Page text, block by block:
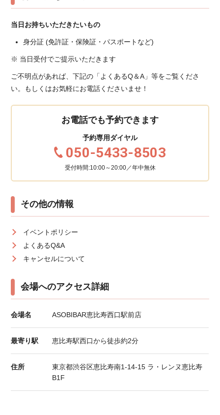
当日お持ちいただきたいもの
身分証 (免許証・保険証・パスポートなど)
※ 当日受付でご提示いただきます
ご不明点があれば、下記の「よくあるQ＆A」等をご覧くださ
い。もしくはお気軽にお電話くださいませ！
お電話でも予約できます
予約専用ダイヤル
050-5433-8503
受付時間:10:00～20:00／年中無休
その他の情報
イベントポリシー
よくあるQ&A
キャンセルについて
会場へのアクセス詳細
会場名 ASOBIBAR恵比寿西口駅前店
最寄り駅 恵比寿駅西口から徒歩約2分
住所
東京都渋谷区恵比寿南1-14-15 ラ・レンヌ恵比寿
B1F